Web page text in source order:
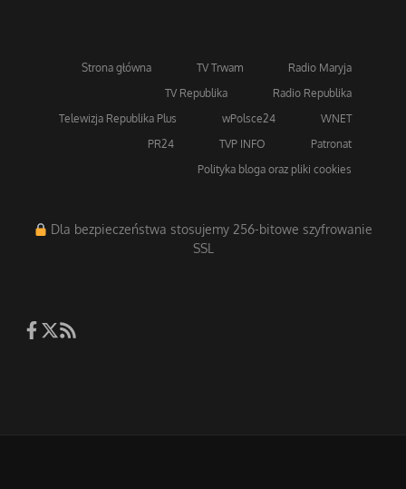
Strona główna TV Trwam
Radio Maryja
TV Republika
Radio Republika
Telewizja Republika Plus
wPolsce24
WNET
PR24
TVP INFO
Patronat
Polityka bloga oraz pliki cookies
Dla bezpieczeństwa stosujemy 256-bitowe szyfrowanie
SSL